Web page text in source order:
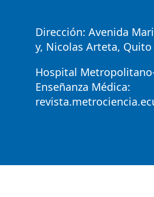
Dirección: Avenida
y, Nicolas Arteta, Quito
Hospital
Enseñanza Médica: